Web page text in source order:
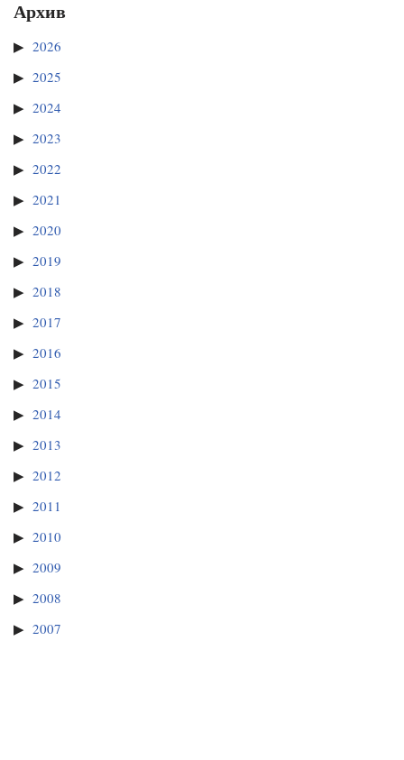
Архив
2026
2025
2024
2023
2022
2021
2020
2019
2018
2017
2016
2015
2014
2013
2012
2011
2010
2009
2008
2007